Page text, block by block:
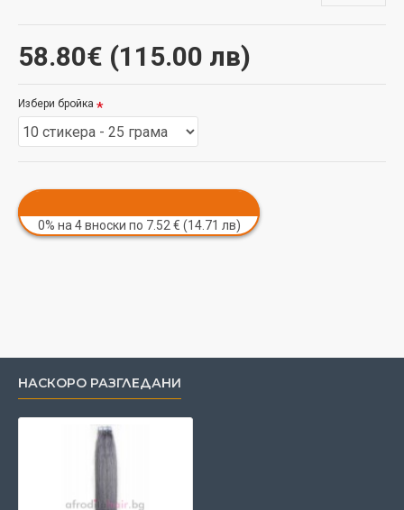
58.80€ (115.00 лв)
Избери бройка
0% на 4 вноски по 7.52 € (14.71 лв)
НАСКОРО РАЗГЛЕДАНИ